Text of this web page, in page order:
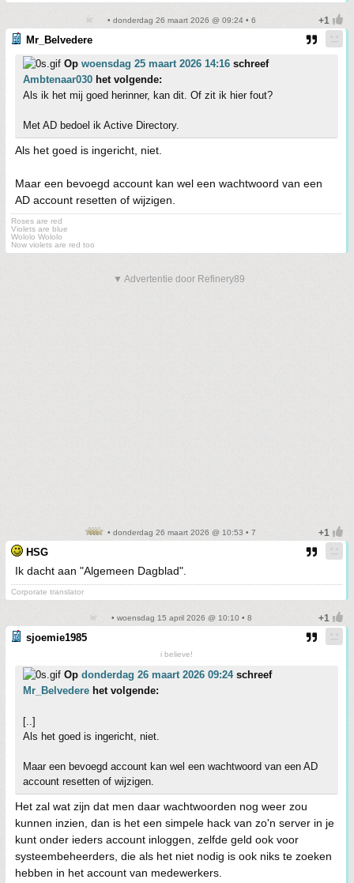
• donderdag 26 maart 2026 @ 09:24 • 6
Mr_Belvedere
Op woensdag 25 maart 2026 14:16 schreef
Ambtenaar030 het volgende:
Als ik het mij goed herinner, kan dit. Of zit ik hier fout?
Met AD bedoel ik Active Directory.
Als het goed is ingericht, niet.
Maar een bevoegd account kan wel een wachtwoord van een
AD account resetten of wijzigen.
Roses are red
Violets are blue
Wololo Wololo
Now violets are red too
▼ Advertentie door Refinery89
• donderdag 26 maart 2026 @ 10:53 • 7
HSG
Ik dacht aan "Algemeen Dagblad".
Corporate translator
• woensdag 15 april 2026 @ 10:10 • 8
sjoemie1985
i believe!
Op donderdag 26 maart 2026 09:24schreef
Mr_Belvedere het volgende:
[..]
Als het goed is ingericht, niet.
Maar een bevoegd account kan wel een wachtwoord van een AD
account resetten of wijzigen.
Het zal wat zijn dat men daar wachtwoorden nog weer zou
kunnen inzien, dan is het een simpele hack van zo'n server in je
kunt onder ieders account inloggen, zelfde geld ook voor
systeembeheerders, die als het niet nodig is ook niks te zoeken
hebben in het account van medewerkers.